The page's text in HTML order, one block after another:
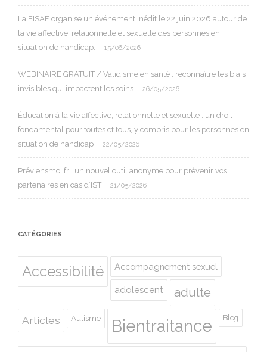
La FISAF organise un événement inédit le 22 juin 2026 autour de
la vie affective, relationnelle et sexuelle des personnes en
situation de handicap.
15/06/2026
WEBINAIRE GRATUIT / Validisme en santé : reconnaître les biais
invisibles qui impactent les soins
26/05/2026
Éducation à la vie affective, relationnelle et sexuelle : un droit
fondamental pour toutes et tous, y compris pour les personnes en
situation de handicap
22/05/2026
Préviensmoi.fr : un nouvel outil anonyme pour prévenir vos
partenaires en cas d’IST
21/05/2026
CATÉGORIES
Accessibilité Accompagnement sexuel
adolescent adulte
Articles Autisme Bientraitance Blog